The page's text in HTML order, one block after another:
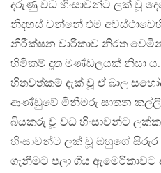
දරුණු වධ හිංසාවන්ට ලක් වූ
නිදහස් වන්නේ එම
නිරීක්ෂන වාරිකාව නිරත
හිමිකම් දූත මණ්ඩලයක් නිසා ය.
හිතවත්කම් දැක් වූ ඒ බාල
ආණ්ඩුවේ මිනීමරු ඝාතන
බියකරු වූ වධ හිංසාවන්ට
හිංසාවන්ට ලක් වූ ඔහුගේ
ගැනීමට පලා ගිය